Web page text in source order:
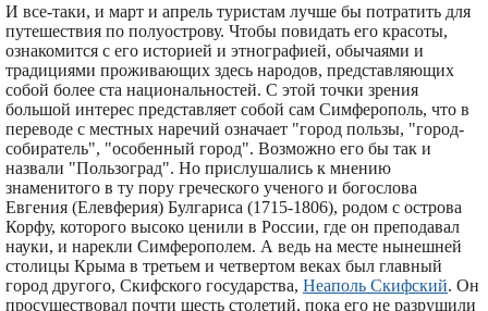
И все-таки, и март и апрель туристам лучше бы потратить для
путешествия по полуострову. Чтобы повидать его красоты,
ознакомится с его историей и этнографией, обычаями и
традициями проживающих здесь народов, представляющих
собой более ста национальностей. С этой точки зрения
большой интерес представляет собой сам Симферополь, что в
переводе с местных наречий означает "город пользы, "город-
собиратель", "особенный город". Возможно его бы так и
назвали "Пользоград". Но прислушались к мнению
знаменитого в ту пору греческого ученого и богослова
Евгения (Елевферия) Булгариса (1715-1806), родом с острова
Корфу, которого высоко ценили в России, где он преподавал
науки, и нарекли Симферополем. А ведь на месте нынешней
столицы Крыма в третьем и четвертом веках был главный
город другого, Скифского государства, Неаполь Скифский. Он
просуществовал почти шесть столетий, пока его не разрушили